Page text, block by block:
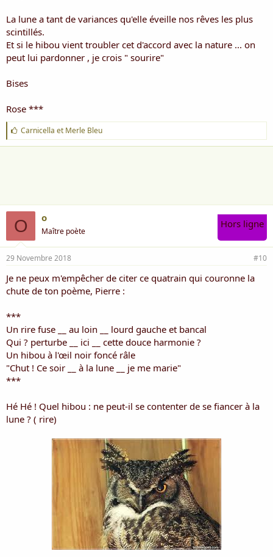
La lune a tant de variances qu'elle éveille nos rêves les plus
scintillés.
Et si le hibou vient troubler cet d'accord avec la nature ... on
peut lui pardonner , je crois " sourire"
Bises
Rose ***
J
'
a
Carnicella et Merle Bleu
O o
Maître poète
Hors ligne
29 Novembre 2018 #10
Je ne peux m'empêcher de citer ce quatrain qui couronne la
chute de ton poème, Pierre :
***
Un rire fuse __ au loin __ lourd gauche et bancal
Qui ? perturbe __ ici __ cette douce harmonie ?
Un hibou à l'œil noir foncé râle
"Chut ! Ce soir __ à la lune __ je me marie"
***
Hé Hé ! Quel hibou : ne peut-il se contenter de se fiancer à la
lune ? ( rire)